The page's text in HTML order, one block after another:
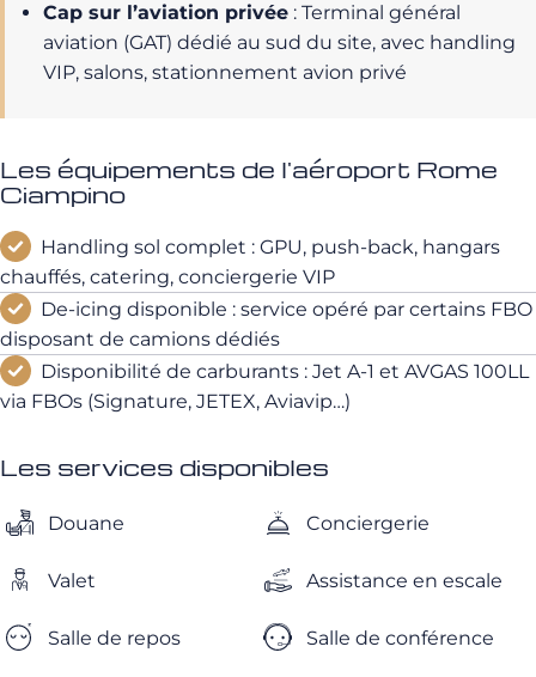
Cap sur l’aviation privée : Terminal général
aviation (GAT) dédié au sud du site, avec handling
VIP, salons, stationnement avion privé
Les équipements de l'aéroport Rome
Ciampino
Handling sol complet : GPU, push-back, hangars
chauffés, catering, conciergerie VIP
De‑icing disponible : service opéré par certains FBO
disposant de camions dédiés
Disponibilité de carburants : Jet A‑1 et AVGAS 100LL
via FBOs (Signature, JETEX, Aviavip…)
Les services disponibles
Douane Conciergerie
Valet Assistance en escale
Salle de repos Salle de conférence